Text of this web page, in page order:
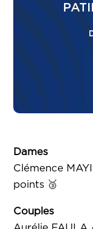
Dames
Clémence
points 🥉
Couples